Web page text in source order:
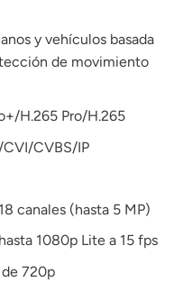
y vehículos basada
de movimiento
H.265 Pro/H.265
CVBS/IP
canales (hasta 5 MP)
1080p Lite a 15 fps
de 720p